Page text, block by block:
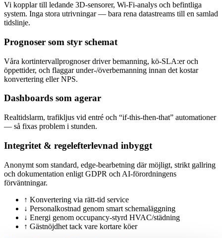
Vi kopplar till ledande 3D-sensorer, Wi-Fi-analys och befintliga
system. Inga stora utrivningar — bara rena datastreams till en samlad
tidslinje.
Prognoser som styr schemat
Våra kortintervall­prognoser driver bemanning, kö-SLA:er och
öppettider, och flaggar under-/överbemanning innan det kostar
konvertering eller NPS.
Dashboards som agerar
Realtidslarm, trafikljus vid entré och “if-this-then-that” automationer
— så fixas problem i stunden.
Integritet & regelefterlevnad inbyggt
Anonymt som standard, edge-bearbetning där möjligt, strikt gallring
och dokumentation enligt GDPR och AI-förordningens
förväntningar.
↑ Konvertering via rätt-tid service
↓ Personalkostnad genom smart schemaläggning
↓ Energi genom occupancy-styrd HVAC/städning
↑ Gästnöjdhet tack vare kortare köer